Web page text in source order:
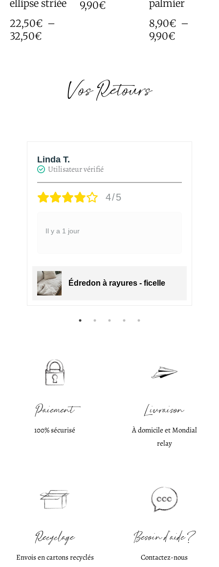
ellipse striée
22,50€ –
32,50€
9,90€
palmier
8,90€ –
9,90€
Vos Retours
Linda T.
Utilisateur vérifié
4/5
Il y a 1 jour
Édredon à rayures - ficelle
Paiement
100% sécurisé
Livraison
À domicile et Mondial
relay
Recyclage
Envois en cartons recyclés
Besoin d'aide ?
Contactez-nous